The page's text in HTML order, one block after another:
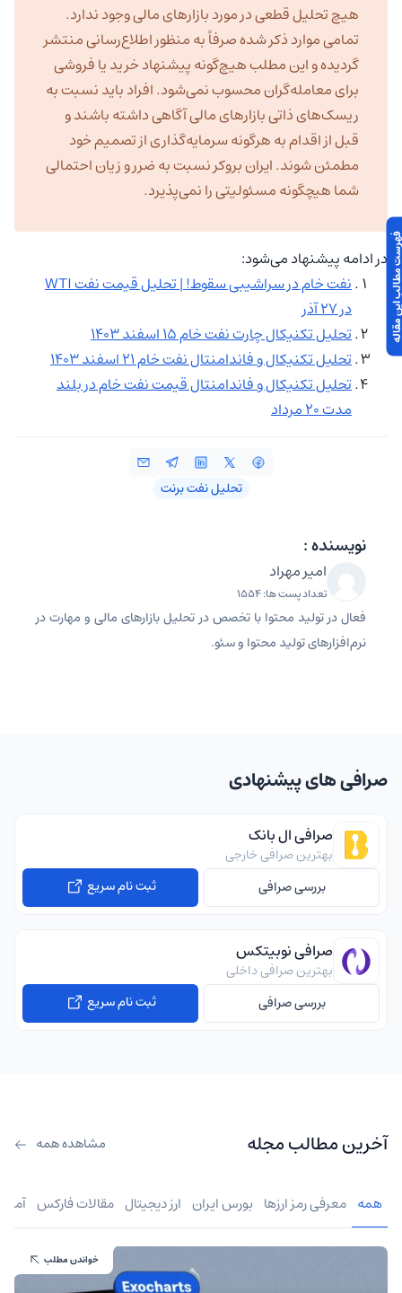
هیچ تحلیل قطعی در مورد بازارهای مالی وجود ندارد.
تمامی موارد ذکر شده صرفاً به منظور اطلاع‌رسانی منتشر
گردیده و این مطلب هیچ‌گونه پیشنهاد خرید یا فروشی
برای معامله‌گران محسوب نمی‌شود. افراد باید نسبت به
ریسک‌های ذاتی بازارهای مالی آگاهی داشته باشند و
قبل از اقدام به هرگونه سرمایه‌گذاری از تصمیم خود
مطمئن شوند. ایران بروکر نسبت به ضرر و زیان احتمالی
شما هیچگونه مسئولیتی را نمی‌پذیرد.
در ادامه پیشنهاد می‌شود:
نفت خام در سراشیبی سقوط! | تحلیل قیمت نفت WTI
در ۲۷ آذر
تحلیل تکنیکال چارت نفت خام ۱۵ اسفند ۱۴۰۳
تحلیل تکنیکال و فاندامنتال نفت خام ۲۱ اسفند ۱۴۰۳
تحلیل تکنیکال و فاندامنتال قیمت نفت خام در بلند
مدت ۲۰ مرداد
تحلیل نفت برنت
نویسنده :
امیر مهراد
تعداد پست ها: 1554
فعال در تولید محتوا با تخصص در تحلیل بازارهای مالی و مهارت در
نرم‌افزارهای تولید محتوا و سئو.
مقاله
صرافی های پیشنهادی
صرافی ال بانک
بهترین صرافی خارجی
بررسی صرافی
ثبت نام سریع
صرافی نوبیتکس
بهترین صرافی داخلی
بررسی صرافی
ثبت نام سریع
آخرین مطالب مجله مشاهده همه
همه معرفی رمز ارزها بورس ایران ارز دیجیتال مقالات فارکس
خواندن مطلب